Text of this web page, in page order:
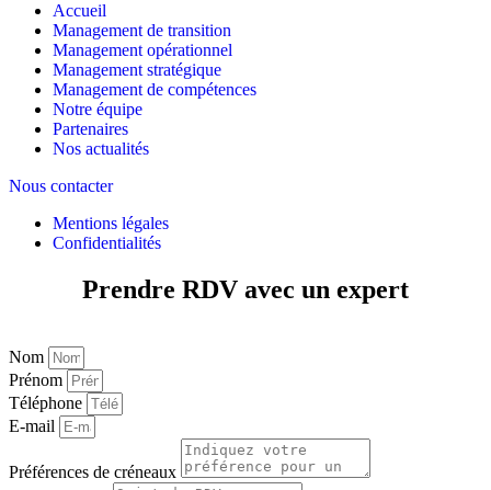
Accueil
Management de transition
Management opérationnel
Management stratégique
Management de compétences
Notre équipe
Partenaires
Nos actualités
Nous contacter
Mentions légales
Confidentialités
Prendre RDV avec un expert
Nom
Prénom
Téléphone
E-mail
Préférences de créneaux